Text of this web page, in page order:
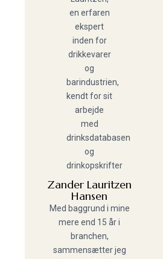
Zander Lauritzen
Hansen
Med baggrund i mine
mere end 15 år i
branchen,
sammensætter jeg